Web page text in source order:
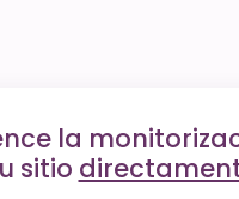
la
sitio